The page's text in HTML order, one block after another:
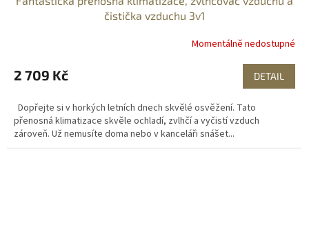
čistička vzduchu 3v1
Momentálně nedostupné
2 709 Kč DETAIL
Dopřejte si v horkých letních dnech skvělé osvěžení. Tato
přenosná klimatizace skvěle ochladí, zvlhčí a vyčistí vzduch
zároveň. Už nemusíte doma nebo v kanceláři snášet...